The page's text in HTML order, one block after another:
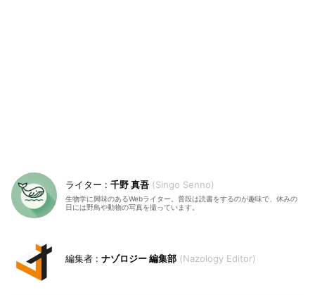
千野 真吾 Singo Senno
生物学に興味のあるWebライター。普段は読書をするのが趣味で、休みの
日には野鳥や動物の写真を撮っています。
ナゾロジー 編集部 Nazology Editor